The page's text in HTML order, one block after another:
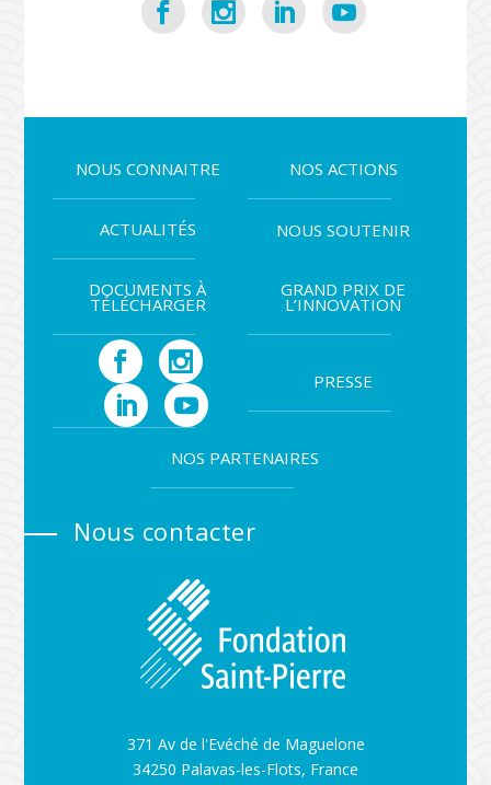
NOUS CONNAITRE NOS ACTIONS
ACTUALITÉS NOUS SOUTENIR
DOCUMENTS À
TÉLÉCHARGER
GRAND PRIX DE
L’INNOVATION
PRESSE
NOS PARTENAIRES
Nous contacter
371 Av de l'Evéché de Maguelone
34250 Palavas-les-Flots, France